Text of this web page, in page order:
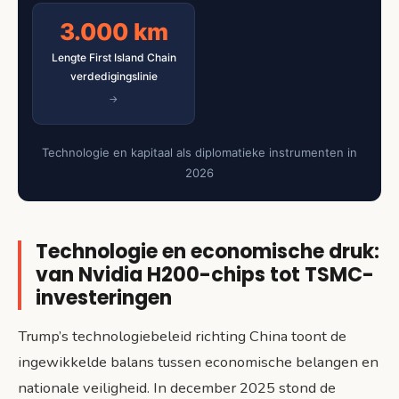
3.000 km
Lengte First Island Chain
verdedigingslinie
Technologie en kapitaal als diplomatieke instrumenten in
2026
Technologie en economische druk:
van Nvidia H200-chips tot TSMC-
investeringen
Trump’s technologiebeleid richting China toont de
ingewikkelde balans tussen economische belangen en
nationale veiligheid. In december 2025 stond de